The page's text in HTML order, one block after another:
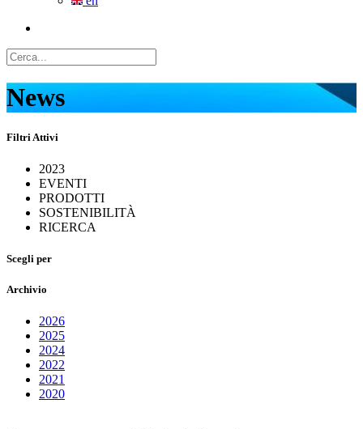
News
Filtri Attivi
2023
EVENTI
PRODOTTI
SOSTENIBILITÀ
RICERCA
Scegli per
Archivio
2026
2025
2024
2022
2021
2020